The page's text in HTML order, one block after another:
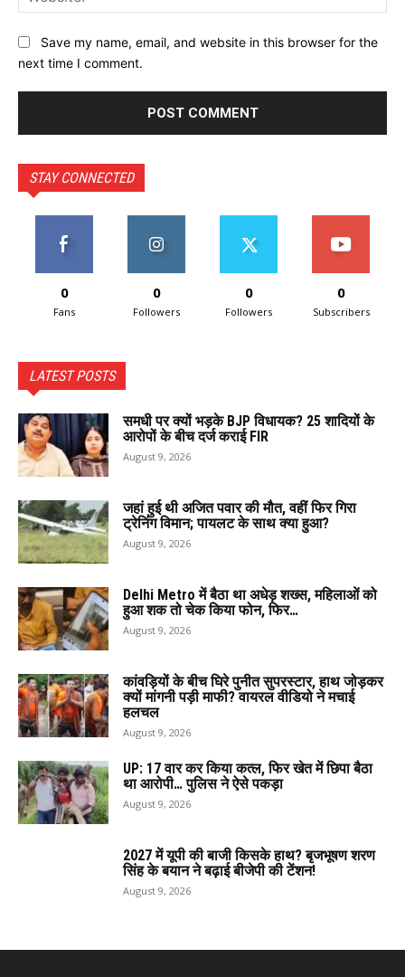
Save my name, email, and website in this browser for the
next time I comment.
STAY CONNECTED
0
Fans
0
Followers
0
Followers
0
Subscribers
LATEST POSTS
समधी पर क्यों भड़के BJP विधायक? 25 शादियों के
आरोपों के बीच दर्ज कराई FIR
August 9, 2026
जहां हुई थी अजित पवार की मौत, वहीं फिर गिरा
ट्रेनिंग विमान; पायलट के साथ क्या हुआ?
August 9, 2026
Delhi Metro में बैठा था अधेड़ शख्स, महिलाओं को
हुआ शक तो चेक किया फोन, फिर…
August 9, 2026
कांवड़ियों के बीच घिरे पुनीत सुपरस्टार, हाथ जोड़कर
क्यों मांगनी पड़ी माफी? वायरल वीडियो ने मचाई
हलचल
August 9, 2026
UP: 17 वार कर किया कत्ल, फिर खेत में छिपा बैठा
था आरोपी… पुलिस ने ऐसे पकड़ा
August 9, 2026
2027 में यूपी की बाजी किसके हाथ? बृजभूषण शरण
सिंह के बयान ने बढ़ाई बीजेपी की टेंशन!
August 9, 2026